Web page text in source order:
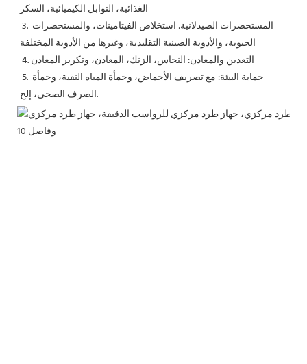
الغذائية، التوابل الكيميائية، السكر
الحيوية، والأدوية الصينية التقليدية، وغيرها من الأدوية المختلفة
4. التعدين والمعادن: النحاس، الزنك، المعادن، وتكرير المعادن
الصرف الصحي، إلخ.